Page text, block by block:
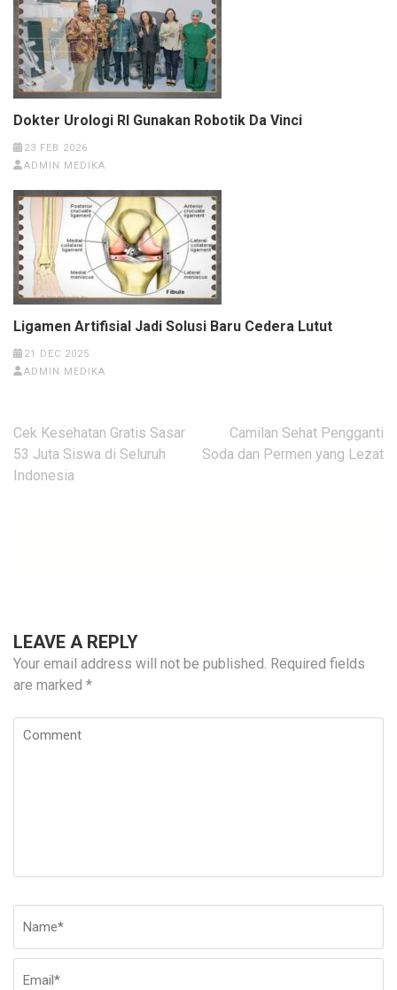
Dokter Urologi RI Gunakan Robotik Da Vinci
23 FEB 2026
ADMIN MEDIKA
Ligamen Artifisial Jadi Solusi Baru Cedera Lutut
21 DEC 2025
ADMIN MEDIKA
Post
navigation
Cek Kesehatan Gratis Sasar
53 Juta Siswa di Seluruh
Indonesia
Camilan Sehat Pengganti
Soda dan Permen yang Lezat
LEAVE A REPLY
Your email address will not be published. Required fields
are marked *
Comment